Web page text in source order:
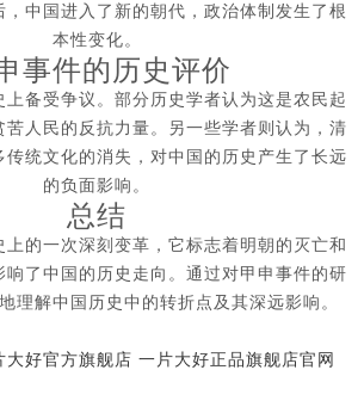
，中国进入了新的朝代，政治体制发生了根
本性变化。
事件的历史评价
上备受争议。部分历史学者认为这是农民起
苦人民的反抗力量。另一些学者则认为，清
传统文化的消失，对中国的历史产生了长远
的负面影响。
总结
上的一次深刻变革，它标志着明朝的灭亡和
响了中国的历史走向。通过对甲申事件的研
理解中国历史中的转折点及其深远影响。
大好官方旗舰店 一片大好正品旗舰店官网